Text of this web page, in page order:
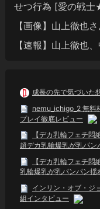
せつ行為 [愛の戦
【画像】山上徹也
【速報】山上徹也
成長の先で気づいた
nemu_ichigo_2 無料
プレイ徹底レビュー
【デカ乳輪フェチ
超デカ乳輪爆乳が乳パ
【デカ乳輪フェチ
乳輪爆乳が乳パンパン
インリン・オブ・ジ
組インタビュー